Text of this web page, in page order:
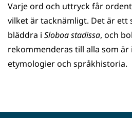
Varje ord och uttryck får
vilket är tacknämligt. Det är ett
bläddra i Sloboa stadissa, och
rekommenderas till alla som är
etymologier och språkhistoria.